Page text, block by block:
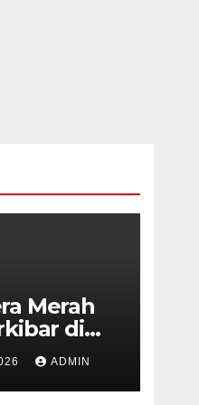
Merah
di
Hadiri
ADMIN